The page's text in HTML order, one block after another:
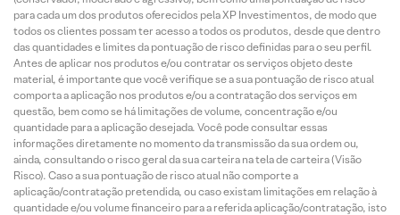
para cada um dos produtos oferecidos pela XP Investimentos, de modo que
todos os clientes possam ter acesso a todos os produtos, desde que dentro
das quantidades e limites da pontuação de risco definidas para o seu perfil.
Antes de aplicar nos produtos e/ou contratar os serviços objeto deste
material, é importante que você verifique se a sua pontuação de risco atual
comporta a aplicação nos produtos e/ou a contratação dos serviços em
questão, bem como se há limitações de volume, concentração e/ou
quantidade para a aplicação desejada. Você pode consultar essas
informações diretamente no momento da transmissão da sua ordem ou,
ainda, consultando o risco geral da sua carteira na tela de carteira (Visão
Risco). Caso a sua pontuação de risco atual não comporte a
aplicação/contratação pretendida, ou caso existam limitações em relação à
quantidade e/ou volume financeiro para a referida aplicação/contratação, isto